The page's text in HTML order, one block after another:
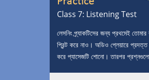
Class 7: Listening Test
লেসনিং প্র্যাকটিসের জন্য প্রথমেই
প্রিন্ট করে নাও। অডিও প্লেয়ারে প্রদত্ত
করে প্যাসেজটি শোনো। তারপর